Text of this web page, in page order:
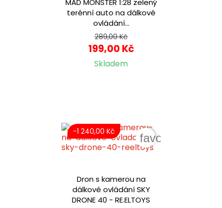
MAD MONSTER 1:28 zelený
terénní auto na dálkové
ovládání...
289,00 Kč
199,00 Kč
Skladem
Dron s kamerou na
dálkové ovládání SKY
DRONE 40 - RE.ELTOYS
-1 240,00 Kč
favorite_border